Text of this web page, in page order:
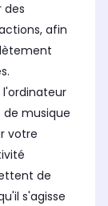
des
afin
musique
votre
de
s'agisse